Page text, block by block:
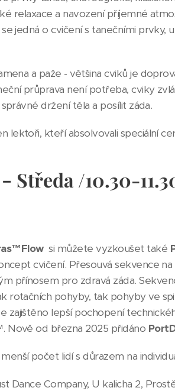
relaxace a navození příjemné
jedná o cvičení s tanečními
a paže - většina cviků je
průprava není potřeba, cviky
držení těla a posílit záda.
kteří absolvovali speciální
Středa /10.30-
si můžete vyzkoušet také
cvičení. Přesouvá sekvence
přínosem pro zdravá záda.
rotačních pohyby, tak pohyby ve
zajištěno lepší pochopení
Nově od března 2025 přidáno
počet lidí s důrazem na
Dance Company, U kalicha 2,